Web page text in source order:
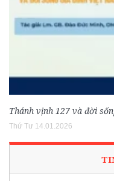
Thánh vịnh 127 và đời
Thứ Tư 14.01.2026